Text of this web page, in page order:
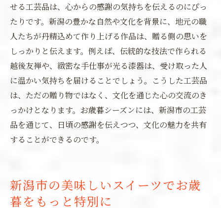
せる工芸品は、心からの感謝の気持ちを伝えるのにぴっ
たりです。新潟の豊かな自然や文化を背景に、地元の職
人たちが丹精込めて作り上げる作品は、贈る側の思いを
しっかりと伝えます。例えば、伝統的な技法で作られる
越後友禅や、緻密な手仕事が光る漆器は、受け取った人
に温かい気持ちを届けることでしょう。こうした工芸品
は、ただの贈り物ではなく、文化を通じた心の交流のき
っかけとなります。お歳暮シーズンには、新潟市の工芸
品を通じて、日頃の感謝を伝えつつ、文化の魅力を共有
することができるのです。
新潟市の美味しいスイーツでお歳
暮をもっと特別に